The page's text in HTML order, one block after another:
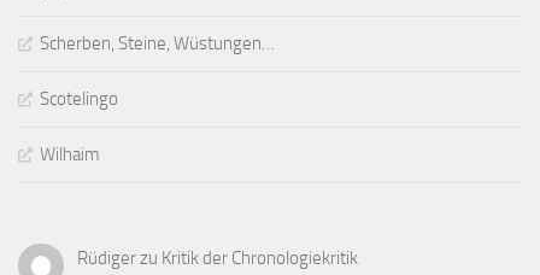
Scherben, Steine, Wüstungen…
Scotelingo
Wilhaim
Rüdigerzu Kritik der Chronologiekritik